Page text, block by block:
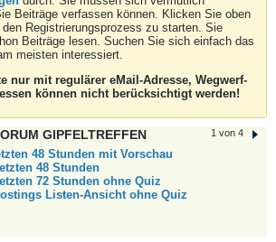
Beiträge verfassen können. Klicken Sie oben
Registrierungsprozess zu starten. Sie
Beiträge lesen. Suchen Sie sich einfach das
meisten interessiert.
nur mit regulärer eMail-Adresse, Wegwerf-
können nicht berücksichtigt werden!
1 von 4
GIPFELTREFFEN
48 Stunden mit Vorschau
48 Stunden
72 Stunden ohne Quiz
Listen-Ansicht ohne Quiz